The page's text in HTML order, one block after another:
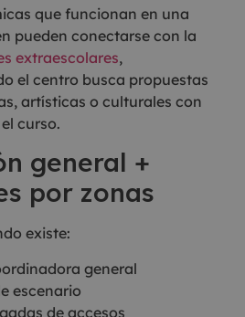
que funcionan en una
pueden conectarse con la
extraescolares,
el centro busca propuestas
artísticas o culturales con
curso.
general +
por zonas
existe:
general
escenario
de accesos